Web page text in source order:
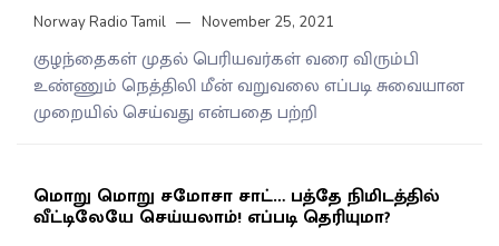
Norway Radio Tamil November 25, 2021
குழந்தைகள் முதல் பெரியவர்கள் வரை விரும்பி
உண்ணும் நெத்திலி மீன் வறுவலை எப்படி சுவையான
முறையில் செய்வது என்பதை பற்றி
மொறு மொறு சமோசா சாட்… பத்தே நிமிடத்தில்
வீட்டிலேயே செய்யலாம்! எப்படி தெரியுமா?